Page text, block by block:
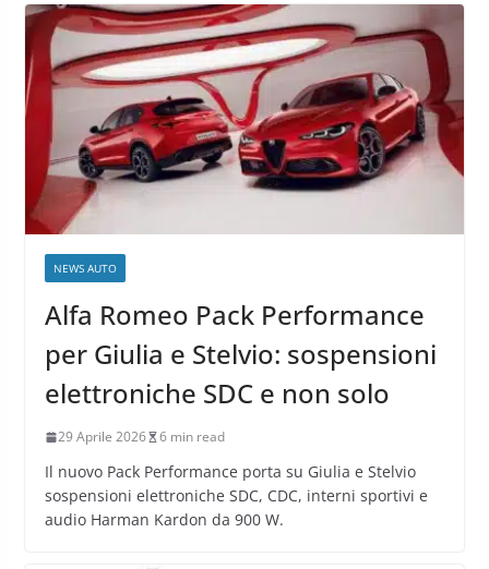
NEWS AUTO
Alfa Romeo Pack Performance
per Giulia e Stelvio: sospensioni
elettroniche SDC e non solo
29 Aprile 2026 6 min read
Il nuovo Pack Performance porta su Giulia e Stelvio
sospensioni elettroniche SDC, CDC, interni sportivi e
audio Harman Kardon da 900 W.